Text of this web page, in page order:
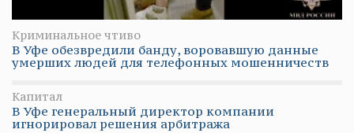
Криминальное чтиво
В Уфе обезвредили банду, воровавшую данные
умерших людей для телефонных мошенничеств
Капитал
В Уфе генеральный директор компании
игнорировал решения арбитража